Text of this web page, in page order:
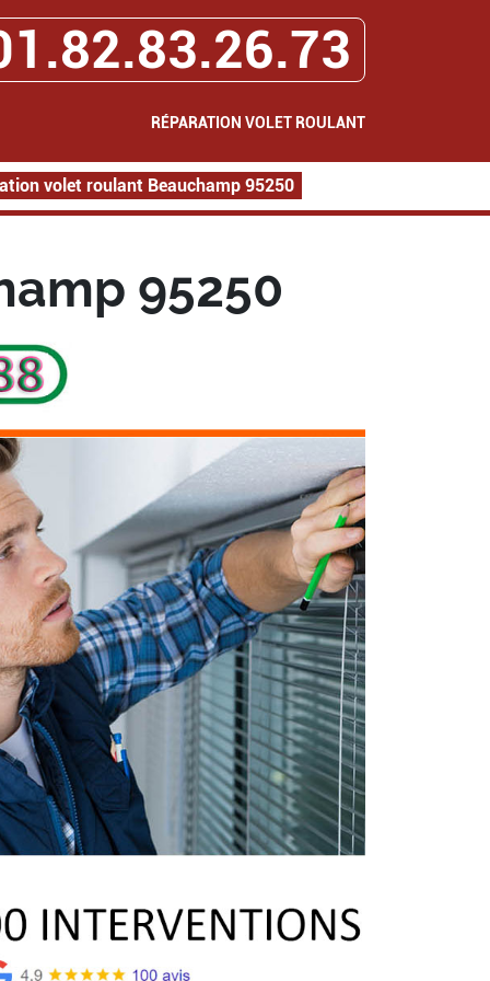
RÉPARATION VOLET ROULANT
volet roulant Beauchamp 95250
95250